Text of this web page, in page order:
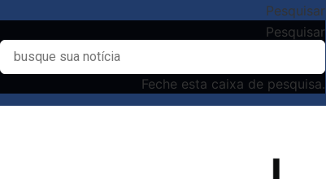
Pesquisar
Pesquisar
Feche esta caixa de pesquisa.